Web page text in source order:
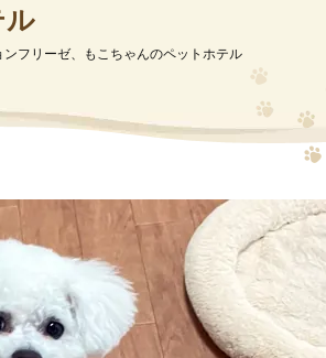
ル
ンフリーゼ、もこちゃんのペットホテル